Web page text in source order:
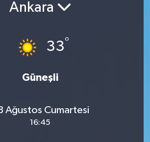
Ankara
33°
Güneşli
Ağustos Cumartesi
16:45